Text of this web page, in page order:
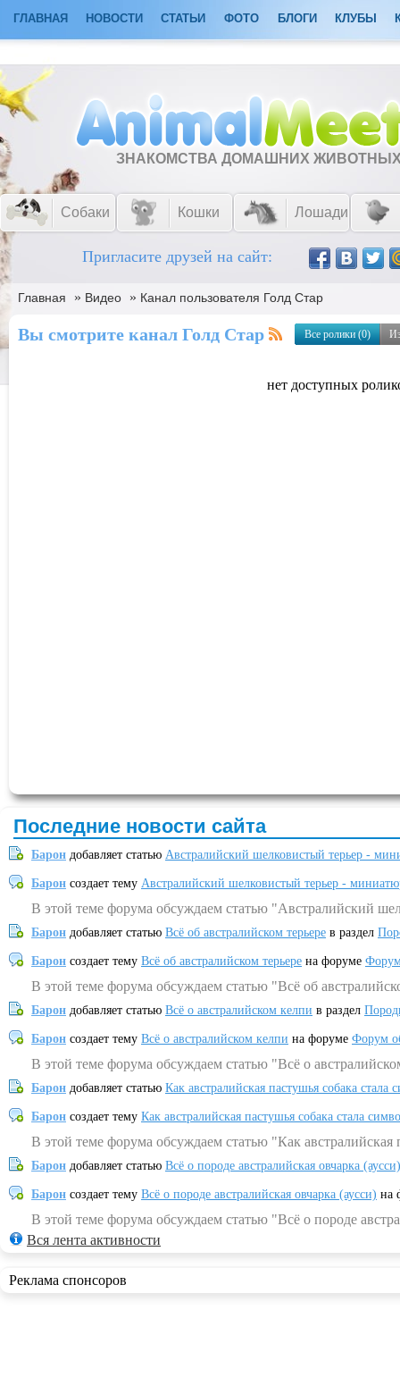
ГЛАВНАЯ НОВОСТИ СТАТЬИ ФОТО БЛОГИ КЛУБЫ
ЗНАКОМСТВА ДОМАШНИХ
Собаки Кошки Лошади
Пригласите друзей на сайт:
Главная » Видео » Канал пользователя Голд Стар
Вы смотрите канал Голд Стар Все ролики (0)
нет доступных
Последние новости сайта
Барон добавляет статью Австралийский шелковистый терьер -
Барон создает тему Австралийский шелковистый терьер -
В этой теме форума обсуждаем статью "Австралийский
Барон добавляет статью Всё об австралийском терьере в раздел
Барон создает тему Всё об австралийском терьере на форуме
В этой теме форума обсуждаем статью "Всё об
Барон добавляет статью Всё о австралийском келпи в раздел
Барон создает тему Всё о австралийском келпи на форуме Форум
В этой теме форума обсуждаем статью "Всё о
Барон добавляет статью Как австралийская пастушья собака
Барон создает тему Как австралийская пастушья собака стала
В этой теме форума обсуждаем статью "Как
Барон добавляет статью Всё о породе австралийская овчарка (аусси)
Барон создает тему Всё о породе австралийская овчарка (аусси) на
В этой теме форума обсуждаем статью "Всё о породе
Вся лента активности
Реклама спонсоров